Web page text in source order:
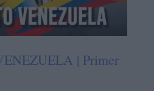
| Primer